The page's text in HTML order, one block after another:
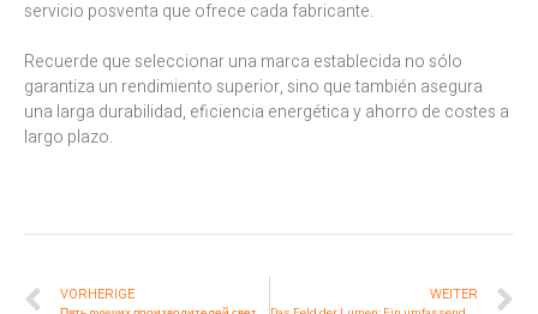
servicio posventa que ofrece cada fabricante.
Recuerde que seleccionar una marca establecida no sólo
garantiza un rendimiento superior, sino que también asegura
una larga durabilidad, eficiencia energética y ahorro de costes a
largo plazo.
VORHERIGE WEITER